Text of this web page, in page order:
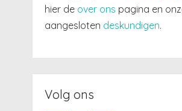
hier de over ons pagina en
aangesloten deskundigen.
Volg ons